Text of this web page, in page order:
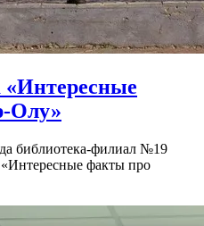
Олу»
библиотека-филиал №19
факты про